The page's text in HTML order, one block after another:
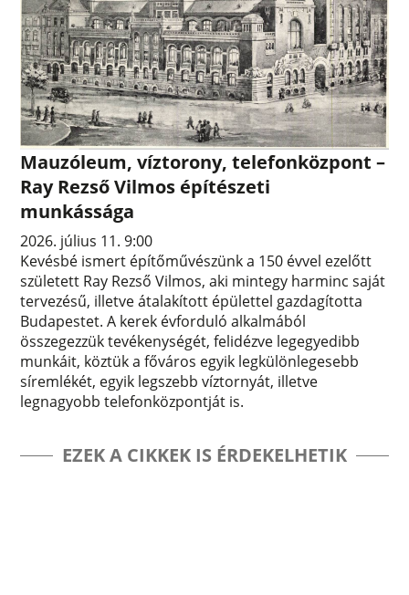
Mauzóleum, víztorony, telefonközpont –
Ray Rezső Vilmos építészeti
munkássága
2026. július 11. 9:00
Kevésbé ismert építőművészünk a 150 évvel ezelőtt
született Ray Rezső Vilmos, aki mintegy harminc saját
tervezésű, illetve átalakított épülettel gazdagította
Budapestet. A kerek évforduló alkalmából
összegezzük tevékenységét, felidézve legegyedibb
munkáit, köztük a főváros egyik legkülönlegesebb
síremlékét, egyik legszebb víztornyát, illetve
legnagyobb telefonközpontját is.
EZEK A CIKKEK IS ÉRDEKELHETIK